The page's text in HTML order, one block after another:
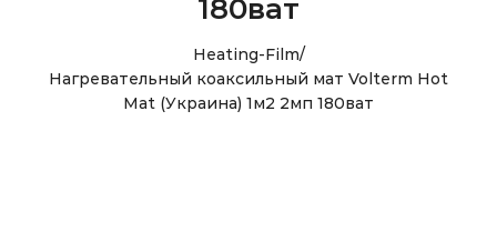
180ват
Heating-Film/
Нагревательный коаксильный мат Volterm Hot
Mat (Украина) 1м2 2мп 180ват